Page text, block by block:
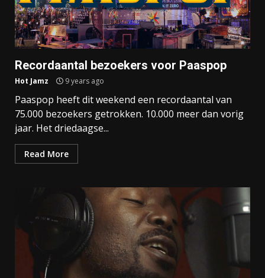
Recordaantal bezoekers voor Paaspop
Hot Jamz 9 years ago
Paaspop heeft dit weekend een recordaantal van
75.000 bezoekers getrokken. 10.000 meer dan vorig
jaar. Het driedaagse...
Read More